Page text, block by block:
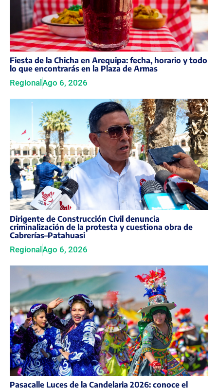
Fiesta de la Chicha en Arequipa: fecha, horario y todo
lo que encontrarás en la Plaza de Armas
RegionalAgo 6, 2026
Dirigente de Construcción Civil denuncia
criminalización de la protesta y cuestiona obra de
Cabrerías–Patahuasi
Regional Ago 6, 2026
Pasacalle Luces de la Candelaria 2026: conoce el